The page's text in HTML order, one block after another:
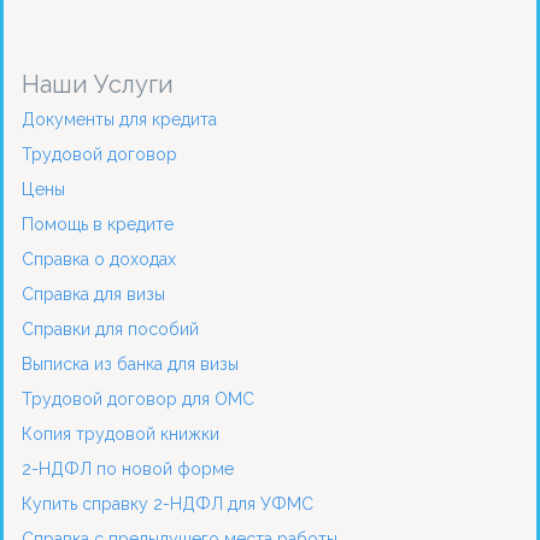
Наши Услуги
Документы для кредита
Трудовой договор
Цены
Помощь в кредите
Справка о доходах
Справка для визы
Справки для пособий
Выписка из банка для визы
Трудовой договор для ОМС
Копия трудовой книжки
2-НДФЛ по новой форме
Купить справку 2-НДФЛ для УФМС